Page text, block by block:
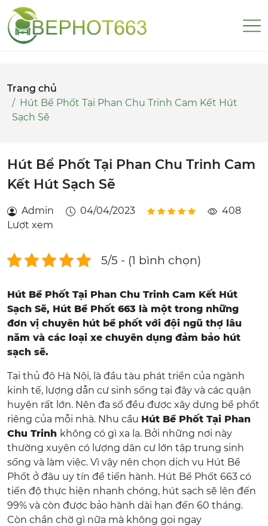
Trang chủ
Hút Bể Phốt Tại Phan Chu Trinh Cam Kết Hút
Sạch Sẽ
Hút Bể Phốt Tại Phan Chu Trinh Cam
Kết Hút Sạch Sẽ
Admin 04/04/2023
408
Lượt xem
5/5 - (1 bình chọn)
Hút Bể Phốt Tại Phan Chu Trinh Cam Kết Hút
Sạch Sẽ, Hút Bể Phốt 663 là một trong những
đơn vị chuyên hút bể phốt với đội ngũ thợ lâu
năm và các loại xe chuyên dụng đảm bảo hút
sạch sẽ.
Tại thủ đô Hà Nội, là đầu tàu phát triển của ngành
kinh tế, lượng dẫn cư sinh sống tại đây và các quận
huyện rất lớn. Nên đa số đều được xây dựng bể phốt
riêng của mỗi nhà. Nhu cầu Hút Bể Phốt Tại Phan
Chu Trinh không có gì xa lạ. Bởi những nơi này
thường xuyên có lượng dân cư lớn tập trung sinh
sống và làm việc. Vì vậy nên chọn dịch vụ Hút Bể
Phốt ở đâu uy tín để tiến hành. Hút Bể Phốt 663 có
tiến độ thực hiện nhanh chóng, hút sạch sẽ lên đến
99% và còn được bảo hành dài hạn đến 60 tháng.
Còn chần chờ gì nữa mà không gọi ngay